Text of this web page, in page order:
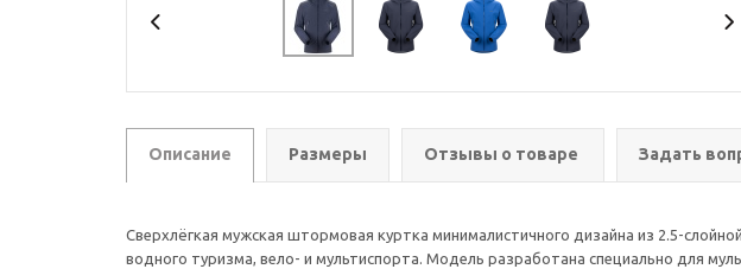
Описание Размеры Отзывы о товаре Задать
Сверхлёгкая мужская штормовая куртка минималистичного дизайна из 2.5-
водного туризма, вело- и мультиспорта. Модель разработана специально для